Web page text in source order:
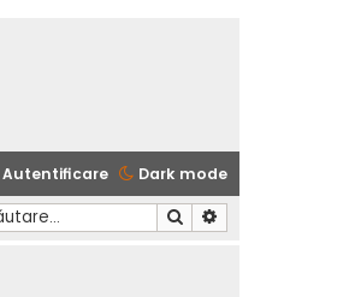
Dark mode
Autentificare
Căutare